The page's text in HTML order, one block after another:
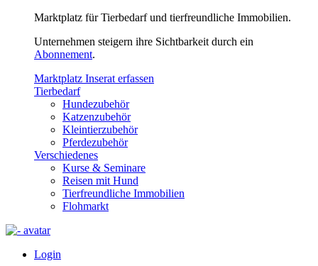
Marktplatz für Tierbedarf und tierfreundliche Immobilien.
Unternehmen steigern ihre Sichtbarkeit durch ein
Abonnement.
Marktplatz Inserat erfassen
Tierbedarf
Hundezubehör
Katzenzubehör
Kleintierzubehör
Pferdezubehör
Verschiedenes
Kurse & Seminare
Reisen mit Hund
Tierfreundliche Immobilien
Flohmarkt
Login